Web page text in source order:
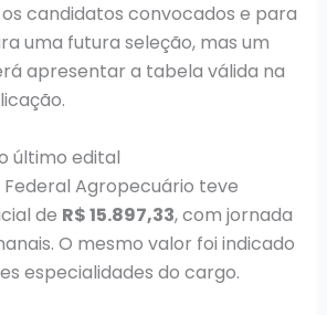
candidatos convocados e para
uma futura seleção, mas um
apresentar a tabela válida na
último edital
Agropecuário teve
de R$ 15.897,33, com jornada
O mesmo valor foi indicado
especialidades do cargo.